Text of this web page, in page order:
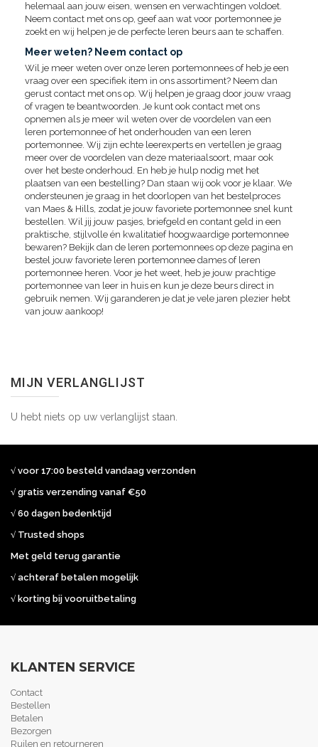
helemaal aan jouw eisen, wensen en verwachtingen voldoet.
Neem contact met ons op, geef aan wat voor portemonnee je
zoekt en wij helpen je de perfecte leren beurs aan te schaffen.
Meer weten? Neem contact op
Wil je meer weten over onze leren portemonnees of heb je een
vraag over een specifiek item in ons assortiment? Neem dan
gerust contact met ons op. Wij helpen je graag door jouw vraag
of vragen te beantwoorden. Je kunt ook contact met ons
opnemen als je meer wil weten over de voordelen van een
leren portemonnee of het onderhouden van een leren
portemonnee. Wij zijn echte leerexperts en vertellen je graag
meer over de voordelen van deze materiaalsoort, maar ook
over het beste onderhoud. En heb je hulp nodig met het
plaatsen van een bestelling? Dan staan wij ook voor je klaar. We
ondersteunen je graag in het doorlopen van het bestelproces
van Maes & Hills, zodat je jouw favoriete portemonnee snel kunt
bestellen. Wil jij jouw pasjes, briefgeld en contant geld in een
praktische, stijlvolle én kwalitatief hoogwaardige portemonnee
bewaren? Bekijk dan de leren portemonnees op deze pagina en
bestel jouw favoriete leren portemonnee dames of leren
portemonnee heren. Voor je het weet, heb je jouw prachtige
portemonnee van leer in huis en kun je deze beurs direct in
gebruik nemen. Wij garanderen je dat je vele jaren plezier hebt
van jouw aankoop!
MIJN VERLANGLIJST
U hebt niets op uw verlanglijst staan.
√ voor 17:00 besteld vandaag verzonden
√ gratis verzending vanaf €50
√ 60 dagen bedenktijd
√ Trusted shops
Met geld terug garantie
√ achteraf betalen mogelijk
√ korting bij vooruitbetaling
KLANTEN SERVICE
Contact
Bestellen
Betalen
Bezorgen
Ruilen en retourneren